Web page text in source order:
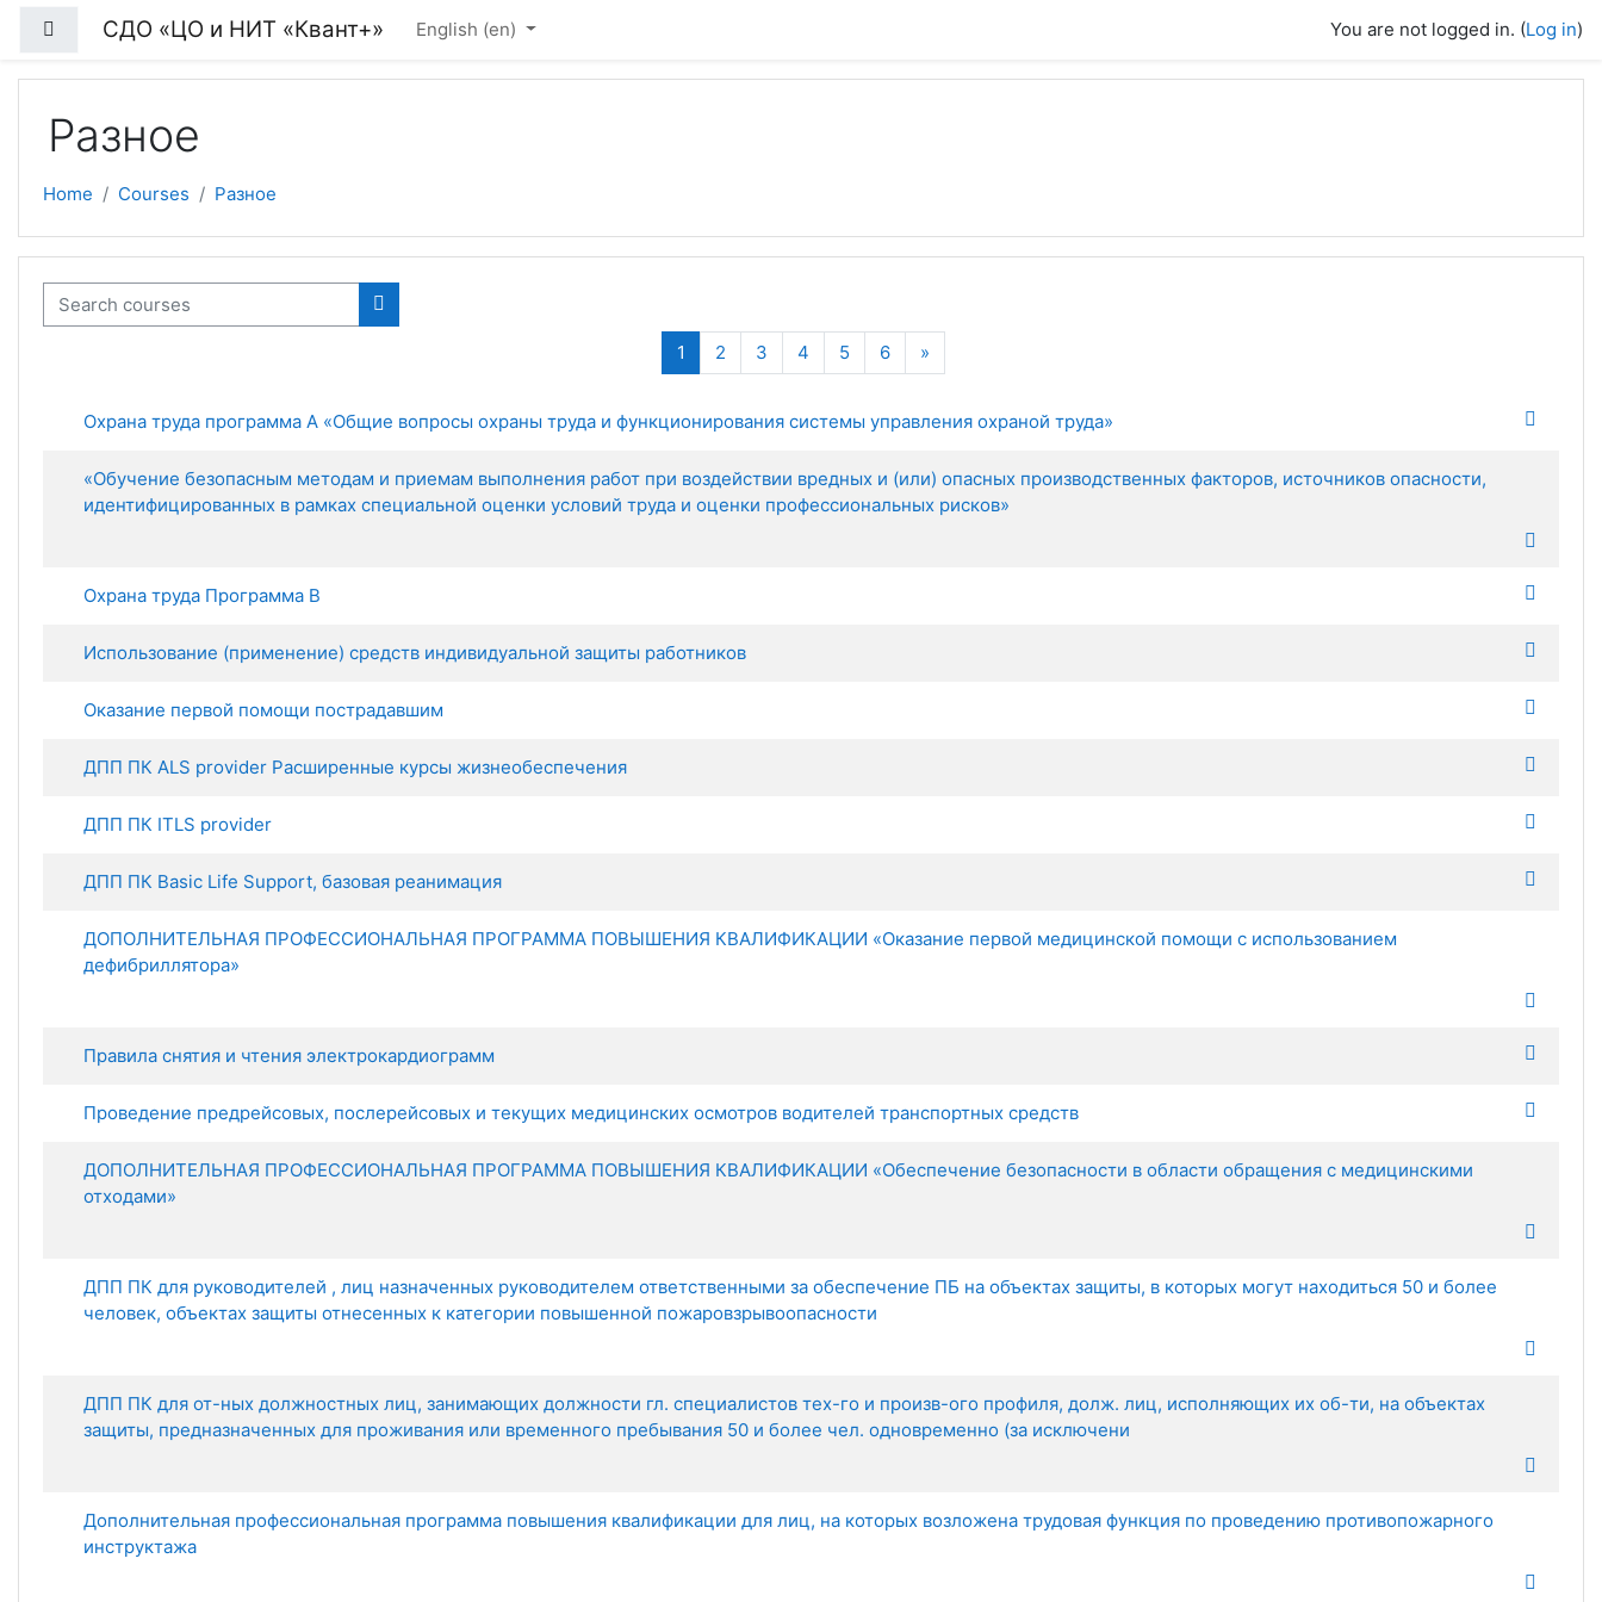
Side panel
СДО «ЦО и НИТ «Квант+» English ‎(en)‎ You are not logged in. (Log in)
Разное
Home Courses Разное
Search courses
Search courses
1 (current)
2 3 4 5 6 »Next
Охрана труда программа А «Общие вопросы охраны труда и функционирования системы управления охраной труда»
«Обучение безопасным методам и приемам выполнения работ при воздействии вредных и (или) опасных производственных факторов, источников опасности,
идентифицированных в рамках специальной оценки условий труда и оценки профессиональных рисков»
Охрана труда Программа В
Использование (применение) средств индивидуальной защиты работников
Оказание первой помощи пострадавшим
ДПП ПК ALS provider Расширенные курсы жизнеобеспечения
ДПП ПК ITLS provider
ДПП ПК Basic Life Support, базовая реанимация
ДОПОЛНИТЕЛЬНАЯ ПРОФЕССИОНАЛЬНАЯ ПРОГРАММА ПОВЫШЕНИЯ КВАЛИФИКАЦИИ «Оказание первой медицинской помощи с использованием
дефибриллятора»
Правила снятия и чтения электрокардиограмм
Проведение предрейсовых, послерейсовых и текущих медицинских осмотров водителей транспортных средств
ДОПОЛНИТЕЛЬНАЯ ПРОФЕССИОНАЛЬНАЯ ПРОГРАММА ПОВЫШЕНИЯ КВАЛИФИКАЦИИ «Обеспечение безопасности в области обращения с медицинскими
отходами»
ДПП ПК для руководителей , лиц назначенных руководителем ответственными за обеспечение ПБ на объектах защиты, в которых могут находиться 50 и более
человек, объектах защиты отнесенных к категории повышенной пожаровзрывоопасности
ДПП ПК для от-ных должностных лиц, занимающих должности гл. специалистов тех-го и произв-ого профиля, долж. лиц, исполняющих их об-ти, на объектах
защиты, предназначенных для проживания или временного пребывания 50 и более чел. одновременно (за исключени
Дополнительная профессиональная программа повышения квалификации для лиц, на которых возложена трудовая функция по проведению противопожарного
инструктажа